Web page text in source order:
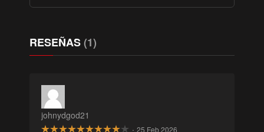
RESEÑAS(1)
johnydgod21
· 25 Feb 2026